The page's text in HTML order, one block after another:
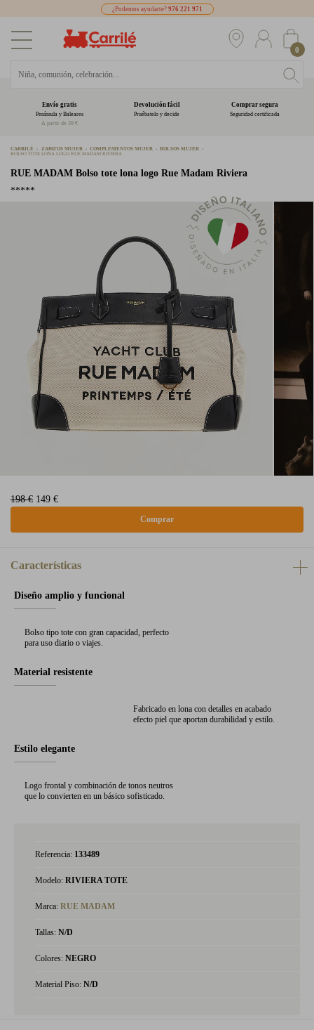
¿Podemos ayudarte? 976 221 971
0
Envío gratis
Península y Baleares
A partir de 39 €
Devolución fácil
Pruébatelo y decide
Comprar segura
Seguridad certificada
CARRILÉ ZAPATOS MUJER COMPLEMENTOS MUJER
BOLSOS MUJER
BOLSO TOTE LONA LOGO RUE MADAM RIVIERA
RUE MADAM Bolso tote lona logo Rue Madam Riviera
*****
198 € 149 €
Características
Diseño amplio y funcional
Bolso tipo tote con gran capacidad, perfecto
para uso diario o viajes.
Material resistente
Fabricado en lona con detalles en acabado
efecto piel que aportan durabilidad y estilo.
Estilo elegante
Logo frontal y combinación de tonos neutros
que lo convierten en un básico sofisticado.
Referencia: 133489
Modelo: RIVIERA TOTE
Marca: RUE MADAM
Tallas: N/D
Colores: NEGRO
Material Piso: N/D